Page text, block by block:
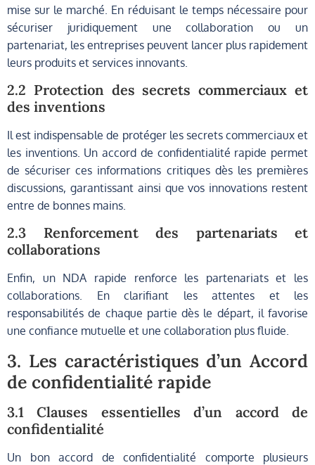
mise sur le marché. En réduisant le temps nécessaire pour
sécuriser juridiquement une collaboration ou un
partenariat, les entreprises peuvent lancer plus rapidement
leurs produits et services innovants.
2.2 Protection des secrets commerciaux et
des inventions
Il est indispensable de protéger les secrets commerciaux et
les inventions. Un accord de confidentialité rapide permet
de sécuriser ces informations critiques dès les premières
discussions, garantissant ainsi que vos innovations restent
entre de bonnes mains.
2.3 Renforcement des partenariats et
collaborations
Enfin, un NDA rapide renforce les partenariats et les
collaborations. En clarifiant les attentes et les
responsabilités de chaque partie dès le départ, il favorise
une confiance mutuelle et une collaboration plus fluide.
3. Les caractéristiques d’un Accord
de confidentialité rapide
3.1 Clauses essentielles d’un accord de
confidentialité
Un bon accord de confidentialité comporte plusieurs